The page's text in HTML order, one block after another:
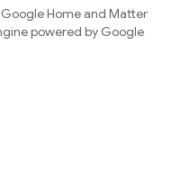
Home and Matter
powered by Google